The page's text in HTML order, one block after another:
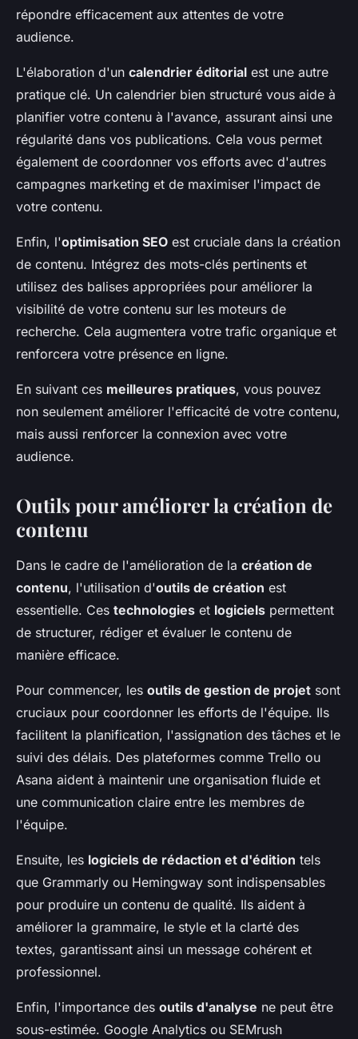
répondre efficacement aux attentes de votre
audience.
L'élaboration d'un calendrier éditorial est une autre
pratique clé. Un calendrier bien structuré vous aide à
planifier votre contenu à l'avance, assurant ainsi une
régularité dans vos publications. Cela vous permet
également de coordonner vos efforts avec d'autres
campagnes marketing et de maximiser l'impact de
votre contenu.
Enfin, l'optimisation SEO est cruciale dans la création
de contenu. Intégrez des mots-clés pertinents et
utilisez des balises appropriées pour améliorer la
visibilité de votre contenu sur les moteurs de
recherche. Cela augmentera votre trafic organique et
renforcera votre présence en ligne.
En suivant ces meilleures pratiques, vous pouvez
non seulement améliorer l'efficacité de votre contenu,
mais aussi renforcer la connexion avec votre
audience.
Outils pour améliorer la création de
contenu
Dans le cadre de l'amélioration de la création de
contenu, l'utilisation d'outils de création est
essentielle. Ces technologies et logiciels permettent
de structurer, rédiger et évaluer le contenu de
manière efficace.
Pour commencer, les outils de gestion de projet sont
cruciaux pour coordonner les efforts de l'équipe. Ils
facilitent la planification, l'assignation des tâches et le
suivi des délais. Des plateformes comme Trello ou
Asana aident à maintenir une organisation fluide et
une communication claire entre les membres de
l'équipe.
Ensuite, les logiciels de rédaction et d'édition tels
que Grammarly ou Hemingway sont indispensables
pour produire un contenu de qualité. Ils aident à
améliorer la grammaire, le style et la clarté des
textes, garantissant ainsi un message cohérent et
professionnel.
Enfin, l'importance des outils d'analyse ne peut être
sous-estimée. Google Analytics ou SEMrush